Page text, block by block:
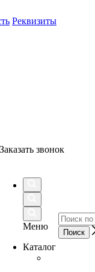
Реквизиты
Заказать звонок
Меню
Каталог